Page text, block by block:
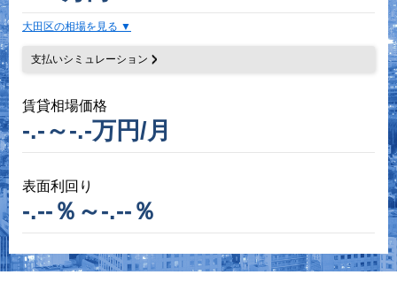
大田区の相場を見る
支払いシミュレーション
賃貸相場価格
-.-～-.-万円/月
表面利回り
-.--％～-.--％